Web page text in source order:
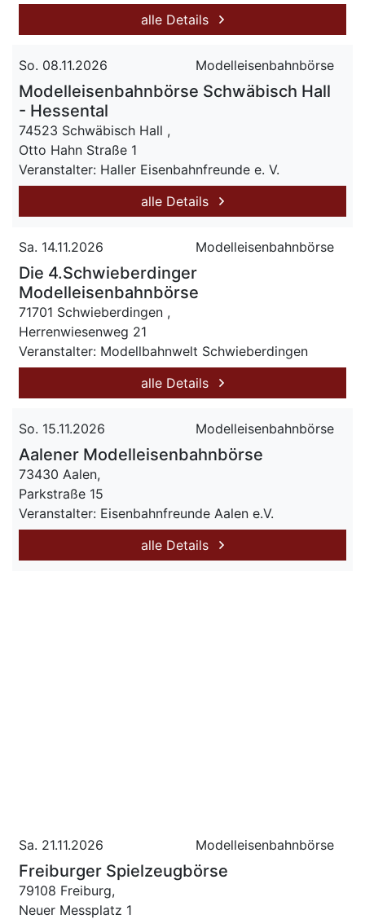
alle Details
So. 08.11.2026 Modelleisenbahnbörse
Modelleisenbahnbörse Schwäbisch Hall
- Hessental
74523 Schwäbisch Hall ,
Otto Hahn Straße 1
Veranstalter: Haller Eisenbahnfreunde e. V.
alle Details
Sa. 14.11.2026 Modelleisenbahnbörse
Die 4.Schwieberdinger
Modelleisenbahnbörse
71701 Schwieberdingen ,
Herrenwiesenweg 21
Veranstalter: Modellbahnwelt Schwieberdingen
alle Details
So. 15.11.2026 Modelleisenbahnbörse
Aalener Modelleisenbahnbörse
73430 Aalen,
Parkstraße 15
Veranstalter: Eisenbahnfreunde Aalen e.V.
alle Details
Sa. 21.11.2026 Modelleisenbahnbörse
Freiburger Spielzeugbörse
79108 Freiburg,
Neuer Messplatz 1